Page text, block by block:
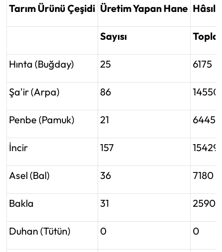
Tarım Ürünü Çeşidi Üretim Yapan Hane
Sayısı
Hınta (Buğday) 25 6175
Şa'ir (Arpa) 86 14550
Penbe (Pamuk) 21 6445
İncir 157
Asel (Bal) 36 7180
Bakla 31 2590
Duhan (Tütün) 0 0